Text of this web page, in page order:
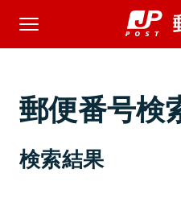
郵便番号検
検索結果